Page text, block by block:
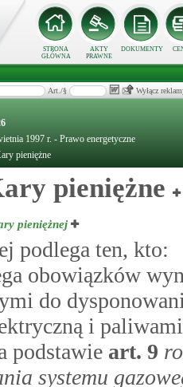
STRONA
GŁÓWNA
AKTY
PRAWNE
DOKUMENTY
Art./§ Wyłącz
1997 r. - Prawo energetyczne
pieniężne
pieniężne
pieniężnej
podlega ten, kto:
obowiązków
do
i
podstawie art. 9
systemu